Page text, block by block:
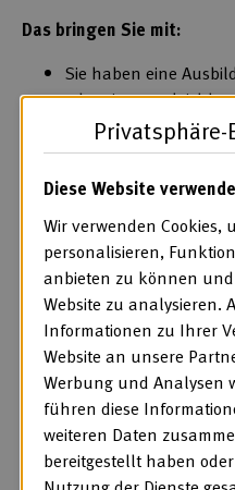
Das bringen Sie mit:
Sie haben eine
oder eine
Sie bringen
Potentiale der
Sie arbeiten
Sie verfügen über
Serviceorientierung.
Sie leben Teamgeist.
Mehr über uns:
Die St. Josefs-Werkstätten
Barmherzigen Brüder
Gesundheits- und
Region. Seit 1988 stehen
Arbeitsleben. Wir begleiten
Beeinträchtigung dabei,
finden und zu gestalten –
Diese Website
Wir verwenden
personalisieren,
anbieten zu können
Website zu analysieren.
Informationen zu Ihrer
Website an unsere
Werbung und Analysen
führen diese
weiteren Daten
bereitgestellt haben